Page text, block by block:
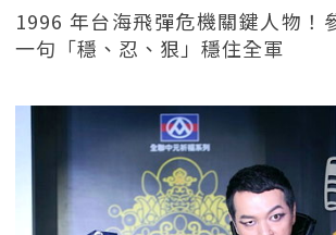
1996 年台海飛彈危機關鍵人物！
一句「穩、忍、狠」穩住全軍